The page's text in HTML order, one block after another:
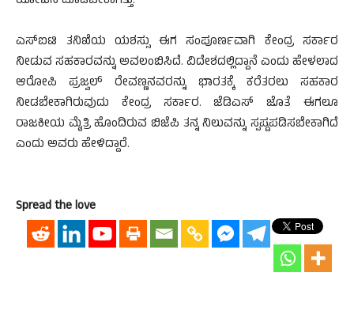
ಎಸ್ಐಟಿ ತನಿಖೆಯ ಯಶಸ್ಸು ಈಗ ಸಂಪೂರ್ಣವಾಗಿ ಕೇಂದ್ರ ಸರ್ಕಾರ
ನೀಡುವ ಸಹಕಾರವನ್ನು ಅವಲಂಬಿಸಿದೆ. ವಿದೇಶದಲ್ಲಿದ್ದಾನೆ ಎಂದು ಹೇಳಲಾದ
ಆರೋಪಿ ಪ್ರಜ್ವಲ್ ರೇವಣ್ಣನವರನ್ನು ಭಾರತಕ್ಕೆ ಕರೆತರಲು ಸಹಕಾರ
ನೀಡಬೇಕಾಗಿರುವುದು ಕೇಂದ್ರ ಸರ್ಕಾರ. ಜೆಡಿಎಸ್ ಜೊತೆ ಈಗಲೂ
ರಾಜಕೀಯ ಮೈತ್ರಿ ಹೊಂದಿರುವ ಬಿಜೆಪಿ ತನ್ನ ನಿಲುವನ್ನು ಸ್ಪಷ್ಟಪಡಿಸಬೇಕಾಗಿದೆ
ಎಂದು ಅವರು ಹೇಳಿದ್ದಾರೆ.
Spread the love